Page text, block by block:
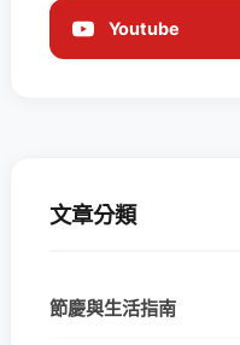
Youtube
文章分類
節慶與生活指南